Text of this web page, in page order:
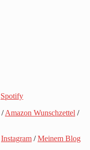
Spotify
/Amazon Wunschzettel /
Instagram /Meinem Blog